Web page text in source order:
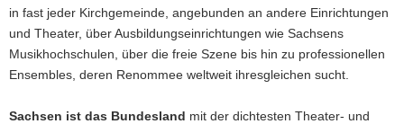
i
g
a
t
o
in fast jeder Kirchgemeinde, angebunden an andere Einrichtungen
und Theater, über Ausbildungseinrichtungen wie Sachsens
Musikhochschulen, über die freie Szene bis hin zu professionellen
Ensembles, deren Renommee weltweit ihresgleichen sucht.
Sachsen ist das Bundesland mit der dichtesten Theater- und